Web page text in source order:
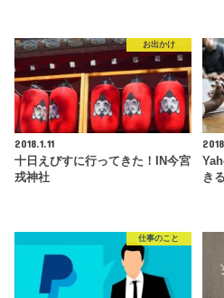
お出かけ
2018.1.11
十日えびすに行ってきた！IN今宮
戎神社
き
仕事のこと